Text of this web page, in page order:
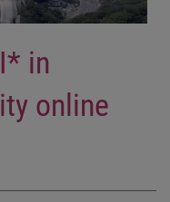
in
online